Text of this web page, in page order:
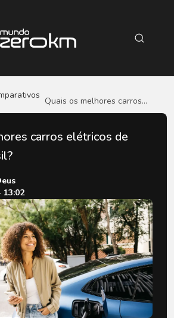
Quais os melhores carros
elétricos de 2025 no Brasil?
carros elétricos de
13:02